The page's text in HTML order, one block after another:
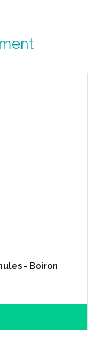
lactose. Si vous
l'avis de votre
présentant
malabsorption du
iso maltase
intolérance au
syndrome de
- Boiron